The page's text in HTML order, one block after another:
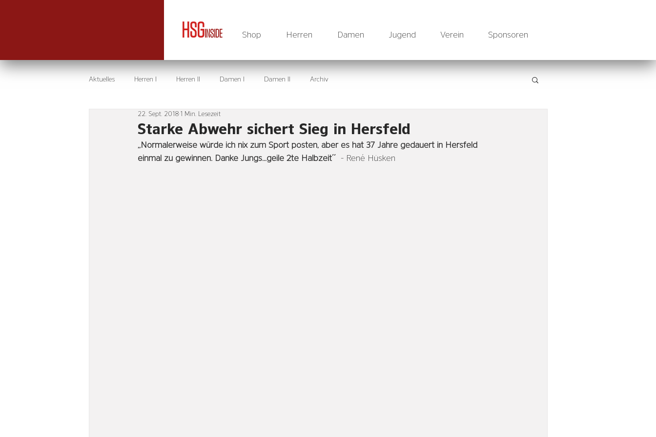
HSG INSIDE Shop Herren Damen Jugend Verein Sponsoren
Aktuelles Herren I Herren II Damen I Damen II Archiv
Starke Abwehr sichert Sieg in Hersfeld
22. Sept. 2018 1 Min. Lesezeit
,,Normalerweise würde ich nix zum Sport posten, aber es hat 37 Jahre gedauert in Hersfeld
einmal zu gewinnen. Danke Jungs...geile 2te Halbzeit´´
  - René Hüsken